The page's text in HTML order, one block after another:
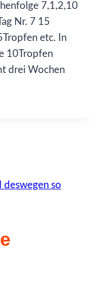
7,1,2,10
Nr. 7 15
etc. In
10Tropfen
drei Wochen
deswegen so